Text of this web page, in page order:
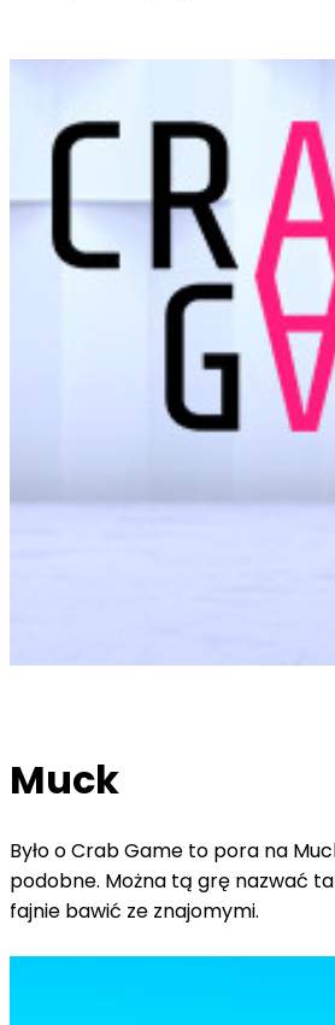
Muck
Było o Crab Game to pora na
podobne. Można tą grę nazwać
fajnie